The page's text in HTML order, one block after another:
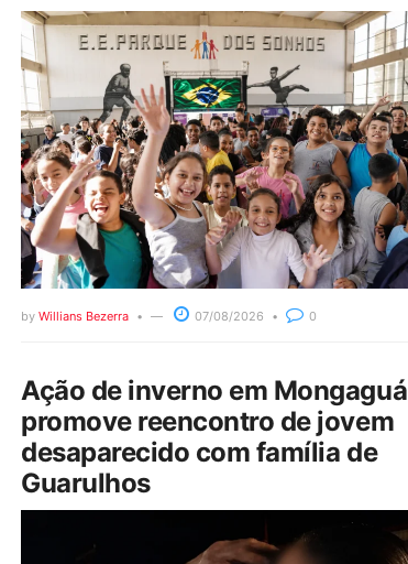
by Willians Bezerra 07/08/2026 0
Ação de inverno em Mongaguá
promove reencontro de jovem
desaparecido com família de
Guarulhos